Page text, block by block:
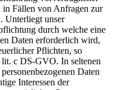
in Fällen von Anfragen zur
Unterliegt unser
durch welche eine
Daten erforderlich wird,
Pflichten, so
c DS-GVO. In seltenen
Daten
Interessen der